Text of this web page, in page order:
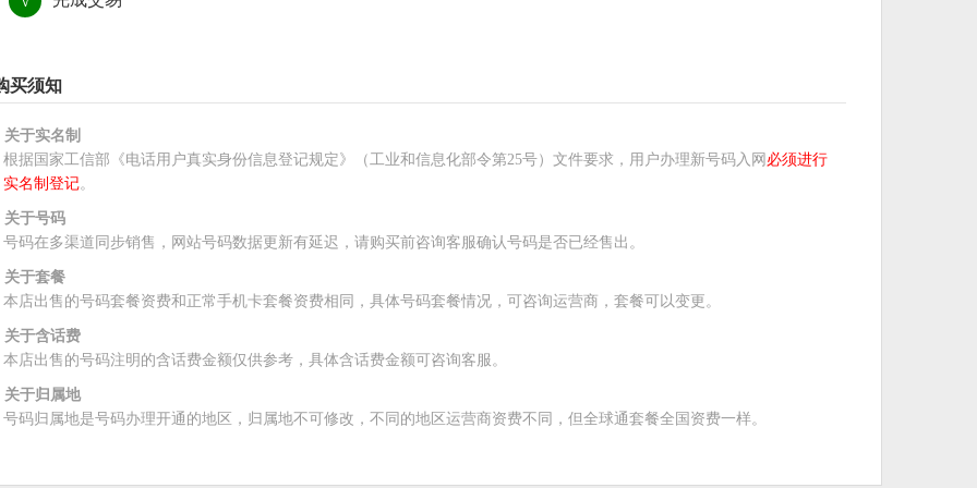
买须知
关于实名制
根据国家工信部《电话用户真实身份信息登记规定》（工业和信息化部令第25号）文件要求，用户办理新号码入网 必须进行
实名制登记。
关于号码
号码在多渠道同步销售，网站号码数据更新有延迟，请购买前咨询客服确认号码是否已经售出。
关于套餐
本店出售的号码套餐资费和正常手机卡套餐资费相同，具体号码套餐情况，可咨询运营商，套餐可以变更。
关于含话费
本店出售的号码注明的含话费金额仅供参考，具体含话费金额可咨询客服。
关于归属地
号码归属地是号码办理开通的地区，归属地不可修改，不同的地区运营商资费不同，但全球通套餐全国资费一样。